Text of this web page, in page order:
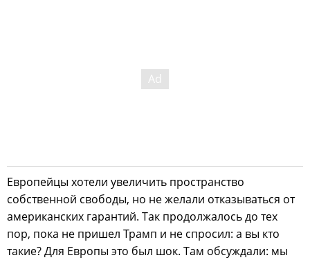
Европейцы хотели увеличить пространство
собственной свободы, но не желали отказываться от
американских гарантий. Так продолжалось до тех
пор, пока не пришел Трамп и не спросил: а вы кто
такие? Для Европы это был шок. Там обсуждали: мы